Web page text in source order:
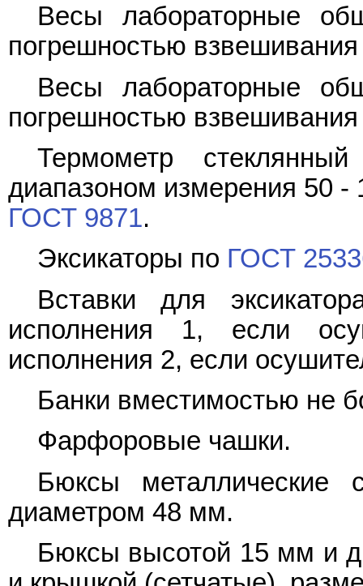
Весы лабораторные
погрешностью взвешивания
Весы лабораторные
погрешностью взвешивания
Термометр
диапазоном измерения 50 -
ГОСТ 9871.
Эксикаторы по ГОСТ
Вставки для
исполнения 1, если
исполнения 2, если
Банки вместимостью не
Фарфоровые чашки.
Бюксы
диаметром 48 мм.
Бюксы высотой 15 мм и